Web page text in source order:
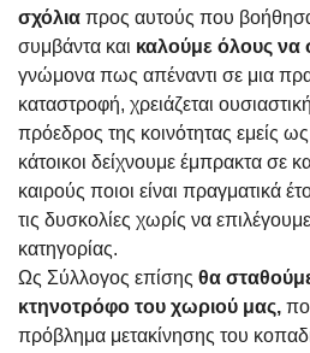
σχόλια προς αυτούς που
συμβάντα και καλούμε όλους να
γνώμονα πως απέναντι σε μια
καταστροφή, χρειάζεται
πρόεδρος της κοινότητας εμείς
κάτοικοι δείχνουμε έμπρακτα σε
καιρούς ποιοι είναι πραγματικά
τις δυσκολίες χωρίς να
κατηγορίας.
Ως Σύλλογος επίσης θα
κτηνοτρόφο του χωριού μας,
πρόβλημα μετακίνησης του